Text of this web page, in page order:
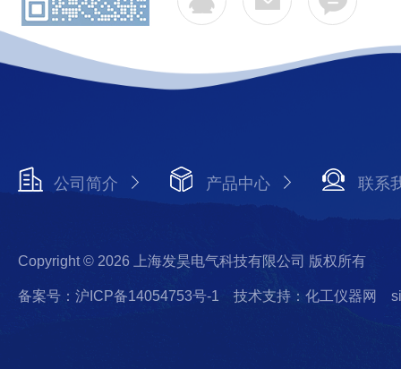
公司简介 产品中心 联系
Copyright © 2026 上海发昊电气科技有限公司 版权所有
备案号：沪ICP备14054753号-1 技术支持：化工仪器网